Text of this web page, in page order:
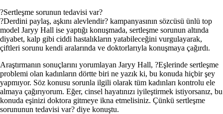
?Sertleşme sorunun tedavisi var?
?Derdini paylaş, aşkını alevlendir? kampanyasının sözcüsü ünlü top
model Jaryy Hall ise yaptığı konuşmada, sertleşme sorunun altında
diyabet, kalp gibi ciddi hastalıkların yatabileceğini vurgulayarak,
çiftleri sorunu kendi aralarında ve doktorlarıyla konuşmaya çağırdı.
Araştırmanın sonuçlarını yorumlayan Jaryy Hall, ?Eşlerinde sertleşme
problemi olan kadınların dörtte biri ne yazık ki, bu konuda hiçbir şey
yapmıyor. Söz konusu sorunla ilgili olarak tüm kadınları kontrolu ele
almaya çağırıyorum. Eğer, cinsel hayatınızı iyileştirmek istiyorsanız, bu
konuda eşinizi doktora gitmeye ikna etmelisiniz. Çünkü sertleşme
sorununun tedavisi var? diye konuştu.